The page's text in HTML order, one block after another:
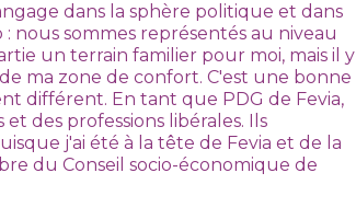
dans la sphère politique et dans
nous sommes représentés au niveau
un terrain familier pour moi, mais il y
ma zone de confort. C'est une bonne
différent. En tant que PDG de Fevia,
des professions libérales. Ils
j'ai été à la tête de Fevia et de la
du Conseil socio-économique de